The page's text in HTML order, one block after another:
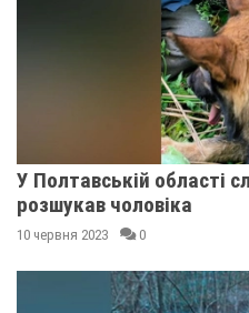
У Полтавській області
розшукав чоловіка
10 червня 2023 0